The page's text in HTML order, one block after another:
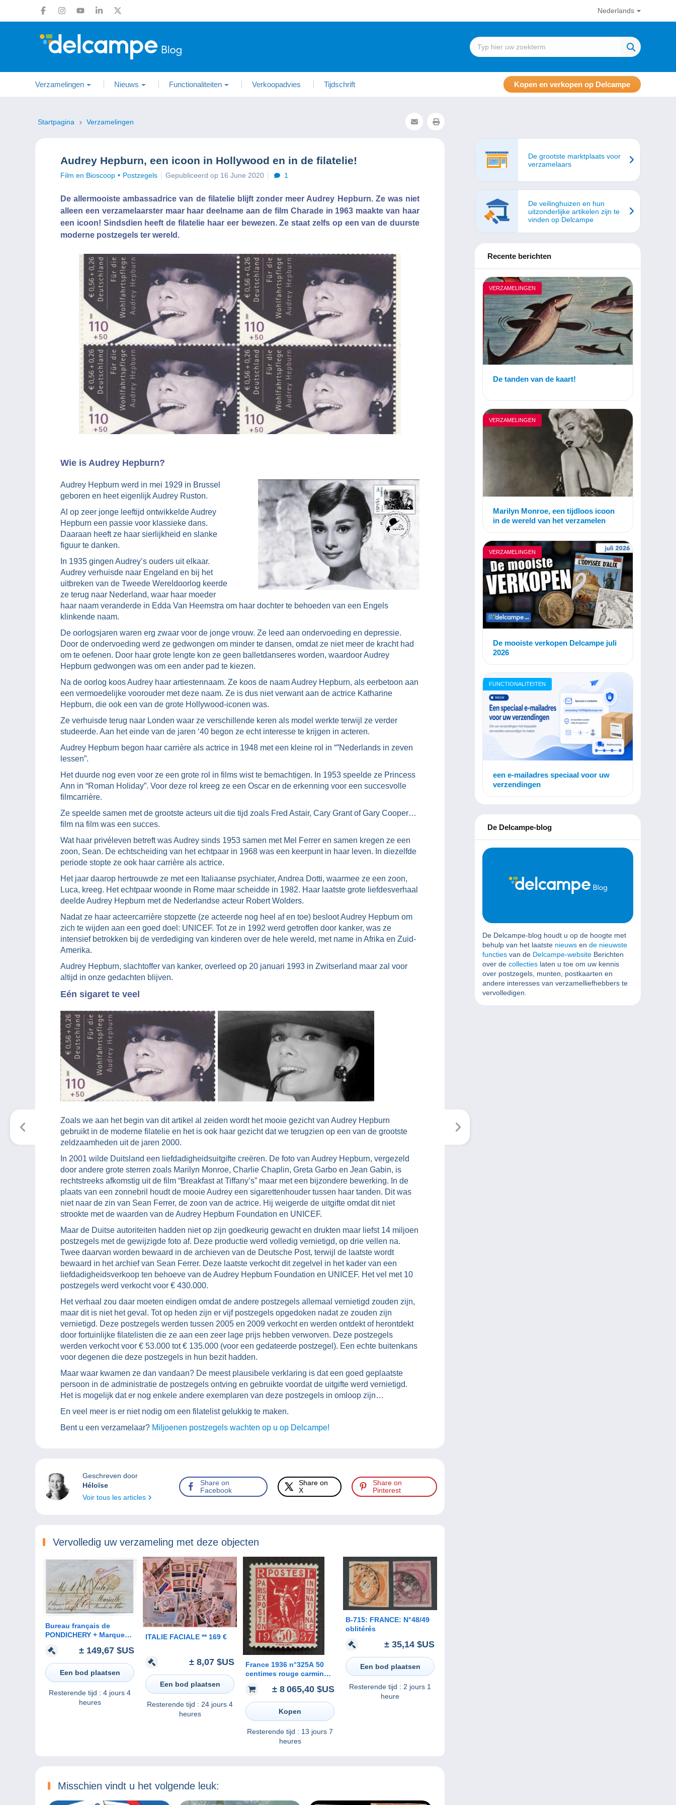
Nederlands
Verzamelingen Nieuws Functionaliteiten Verkoopadvies Tijdschrift Kopen en verkopen op Delcampe
Startpagina Verzamelingen
Audrey Hepburn, een icoon in Hollywood en in de filatelie!
Film en Bioscoop Postzegels Gepubliceerd op 16 June 2020 1
De allermooiste ambassadrice van de filatelie blijft zonder meer Audrey Hepburn. Ze was niet
alleen een verzamelaarster maar haar deelname aan de film Charade in 1963 maakte van haar
een icoon! Sindsdien heeft de filatelie haar eer bewezen. Ze staat zelfs op een van de duurste
moderne postzegels ter wereld.
Wie is Audrey Hepburn?
Audrey Hepburn werd in mei 1929 in Brussel
geboren en heet eigenlijk Audrey Ruston.
Al op zeer jonge leeftijd ontwikkelde Audrey
Hepburn een passie voor klassieke dans.
Daaraan heeft ze haar sierlijkheid en slanke
figuur te danken.
In 1935 gingen Audrey’s ouders uit elkaar.
Audrey verhuisde naar Engeland en bij het
uitbreken van de Tweede Wereldoorlog keerde
ze terug naar Nederland, waar haar moeder
haar naam veranderde in Edda Van Heemstra om haar dochter te behoeden van een Engels
klinkende naam.
De oorlogsjaren waren erg zwaar voor de jonge vrouw. Ze leed aan ondervoeding en depressie.
Door de ondervoeding werd ze gedwongen om minder te dansen, omdat ze niet meer de kracht had
om te oefenen. Door haar grote lengte kon ze geen balletdanseres worden, waardoor Audrey
Hepburn gedwongen was om een ander pad te kiezen.
Na de oorlog koos Audrey haar artiestennaam. Ze koos de naam Audrey Hepburn, als eerbetoon aan
een vermoedelijke voorouder met deze naam. Ze is dus niet verwant aan de actrice Katharine
Hepburn, die ook een van de grote Hollywood-iconen was.
Ze verhuisde terug naar Londen waar ze verschillende keren als model werkte terwijl ze verder
studeerde. Aan het einde van de jaren ‘40 begon ze echt interesse te krijgen in acteren.
Audrey Hepburn begon haar carrière als actrice in 1948 met een kleine rol in “”Nederlands in zeven
lessen”.
Het duurde nog even voor ze een grote rol in films wist te bemachtigen. In 1953 speelde ze Princess
Ann in “Roman Holiday”. Voor deze rol kreeg ze een Oscar en de erkenning voor een succesvolle
filmcarrière.
Ze speelde samen met de grootste acteurs uit die tijd zoals Fred Astair, Cary Grant of Gary Cooper…
film na film was een succes.
Wat haar privéleven betreft was Audrey sinds 1953 samen met Mel Ferrer en samen kregen ze een
zoon, Sean. De echtscheiding van het echtpaar in 1968 was een keerpunt in haar leven. In diezelfde
periode stopte ze ook haar carrière als actrice.
Het jaar daarop hertrouwde ze met een Italiaanse psychiater, Andrea Dotti, waarmee ze een zoon,
Luca, kreeg. Het echtpaar woonde in Rome maar scheidde in 1982. Haar laatste grote liefdesverhaal
deelde Audrey Hepburn met de Nederlandse acteur Robert Wolders.
Nadat ze haar acteercarrière stopzette (ze acteerde nog heel af en toe) besloot Audrey Hepburn om
zich te wijden aan een goed doel: UNICEF. Tot ze in 1992 werd getroffen door kanker, was ze
intensief betrokken bij de verdediging van kinderen over de hele wereld, met name in Afrika en Zuid-
Amerika.
Audrey Hepburn, slachtoffer van kanker, overleed op 20 januari 1993 in Zwitserland maar zal voor
altijd in onze gedachten blijven.
Eén sigaret te veel
Zoals we aan het begin van dit artikel al zeiden wordt het mooie gezicht van Audrey Hepburn
gebruikt in de moderne filatelie en het is ook haar gezicht dat we terugzien op een van de grootste
zeldzaamheden uit de jaren 2000.
In 2001 wilde Duitsland een liefdadigheidsuitgifte creëren. De foto van Audrey Hepburn, vergezeld
door andere grote sterren zoals Marilyn Monroe, Charlie Chaplin, Greta Garbo en Jean Gabin, is
rechtstreeks afkomstig uit de film “Breakfast at Tiffany’s” maar met een bijzondere bewerking. In de
plaats van een zonnebril houdt de mooie Audrey een sigarettenhouder tussen haar tanden. Dit was
niet naar de zin van Sean Ferrer, de zoon van de actrice. Hij weigerde de uitgifte omdat dit niet
strookte met de waarden van de Audrey Hepburn Foundation en UNICEF.
Maar de Duitse autoriteiten hadden niet op zijn goedkeurig gewacht en drukten maar liefst 14 miljoen
postzegels met de gewijzigde foto af. Deze productie werd volledig vernietigd, op drie vellen na.
Twee daarvan worden bewaard in de archieven van de Deutsche Post, terwijl de laatste wordt
bewaard in het archief van Sean Ferrer. Deze laatste verkocht dit zegelvel in het kader van een
liefdadigheidsverkoop ten behoeve van de Audrey Hepburn Foundation en UNICEF. Het vel met 10
postzegels werd verkocht voor € 430.000.
Het verhaal zou daar moeten eindigen omdat de andere postzegels allemaal vernietigd zouden zijn,
maar dit is niet het geval. Tot op heden zijn er vijf postzegels opgedoken nadat ze zouden zijn
vernietigd. Deze postzegels werden tussen 2005 en 2009 verkocht en werden ontdekt of herontdekt
door fortuinlijke filatelisten die ze aan een zeer lage prijs hebben verworven. Deze postzegels
werden verkocht voor € 53.000 tot € 135.000 (voor een gedateerde postzegel). Een echte buitenkans
voor degenen die deze postzegels in hun bezit hadden.
Maar waar kwamen ze dan vandaan? De meest plausibele verklaring is dat een goed geplaatste
persoon in de administratie de postzegels ontving en gebruikte voordat de uitgifte werd vernietigd.
Het is mogelijk dat er nog enkele andere exemplaren van deze postzegels in omloop zijn…
En veel meer is er niet nodig om een filatelist gelukkig te maken.
Bent u een verzamelaar? Miljoenen postzegels wachten op u op Delcampe!
Geschreven door
Héloïse
Voir tous les articles
Share on
Facebook
Share on
X
Share on
Pinterest
Vervolledig uw verzameling met deze objecten
Bureau français de
PONDICHERY + Marque
par Marseille + port Payé (
croissant indien) / 1853
± 149,67 $US
Een bod plaatsen
Resterende tijd : 4 jours 4
heures
ITALIE FACIALE ** 169 €
± 8,07 $US
Een bod plaatsen
Resterende tijd : 24 jours 4
heures
France 1936 n°325A 50
centimes rouge carminé
Calves RARE
± 8 065,40 $US
Kopen
Resterende tijd : 13 jours 7
heures
B-715: FRANCE: N°48/49
oblitérés
± 35,14 $US
Een bod plaatsen
Resterende tijd : 2 jours 1
heure
Misschien vindt u het volgende leuk:
De grootste marktplaats voor
verzamelaars
De veilinghuizen en hun
uitzonderlijke artikelen zijn te
vinden op Delcampe
Recente berichten
VERZAMELINGEN
De tanden van de kaart!
VERZAMELINGEN
Marilyn Monroe, een tijdloos icoon
in de wereld van het verzamelen
VERZAMELINGEN
De mooiste verkopen Delcampe juli
2026
FUNCTIONALITEITEN
een e-mailadres speciaal voor uw
verzendingen
De Delcampe-blog
De Delcampe-blog houdt u op de hoogte met
behulp van het laatste nieuws en de nieuwste
functies van de Delcampe-website Berichten
over de collecties laten u toe om uw kennis
over postzegels, munten, postkaarten en
andere interesses van verzamelliefhebbers te
vervolledigen.